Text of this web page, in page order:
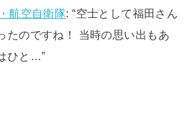
航空自衛隊: “空士として福田さん
たのですね！ 当時の思い出もあ
ひと…”